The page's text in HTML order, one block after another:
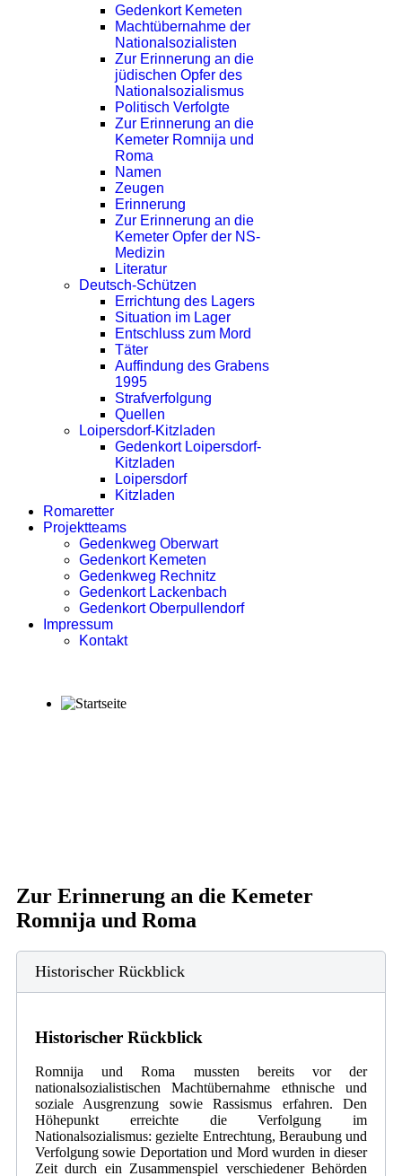
Gedenkort Kemeten
Machtübernahme der
Nationalsozialisten
Zur Erinnerung an die
jüdischen Opfer des
Nationalsozialismus
Politisch Verfolgte
Zur Erinnerung an die
Kemeter Romnija und
Roma
Namen
Zeugen
Erinnerung
Zur Erinnerung an die
Kemeter Opfer der NS-
Medizin
Literatur
Deutsch-Schützen
Errichtung des Lagers
Situation im Lager
Entschluss zum Mord
Täter
Auffindung des Grabens
1995
Strafverfolgung
Quellen
Loipersdorf-Kitzladen
Gedenkort Loipersdorf-
Kitzladen
Loipersdorf
Kitzladen
Romaretter
Projektteams
Gedenkweg Oberwart
Gedenkort Kemeten
Gedenkweg Rechnitz
Gedenkort Lackenbach
Gedenkort Oberpullendorf
Impressum
Kontakt
Zur Erinnerung an die Kemeter
Romnija und Roma
Historischer Rückblick
Historischer Rückblick
Romnija und Roma mussten bereits vor der
nationalsozialistischen Machtübernahme ethnische und
soziale Ausgrenzung sowie Rassismus erfahren. Den
Höhepunkt erreichte die Verfolgung im
Nationalsozialismus: gezielte Entrechtung, Beraubung und
Verfolgung sowie Deportation und Mord wurden in dieser
Zeit durch ein Zusammenspiel verschiedener Behörden